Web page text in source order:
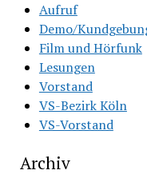
Aufruf
Demo/
Film und Hörfunk
Lesungen
Vorstand
VS-Bezirk Köln
VS-Vorstand
Archiv